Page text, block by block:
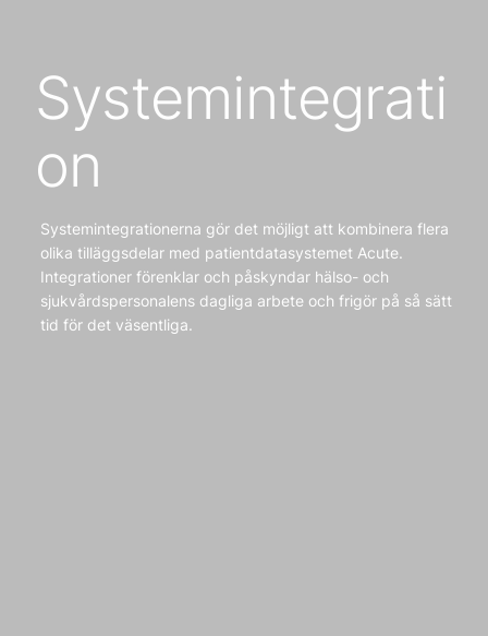
Systemintegrati
on
Systemintegrationerna gör det möjligt att kombinera flera
olika tilläggsdelar med patientdatasystemet Acute.
Integrationer förenklar och påskyndar hälso- och
sjukvårdspersonalens dagliga arbete och frigör på så sätt
tid för det väsentliga.